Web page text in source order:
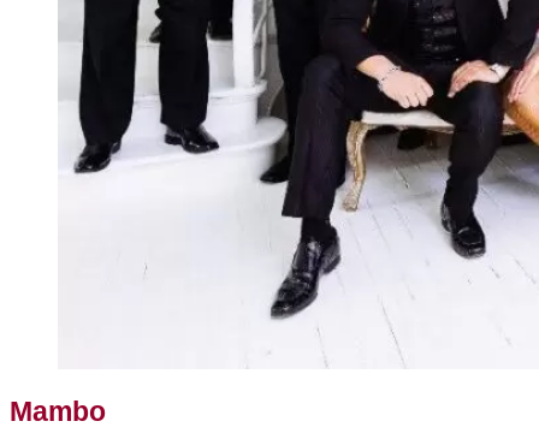
Mambo